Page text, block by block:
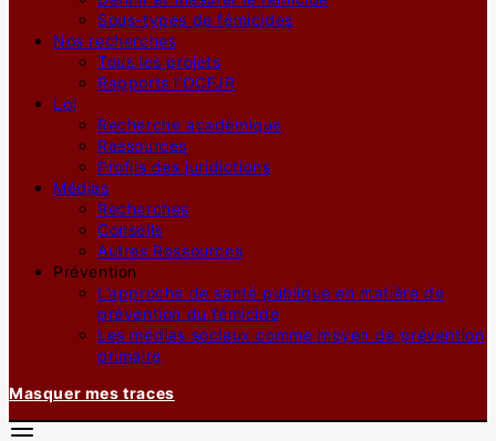
Sous-types de fémicides
Nos recherches
Tous les projets
Rapports l’OCFJR
Loi
Recherche académique
Ressources
Profils des juridictions
Médias
Recherches
Conseils
Autres Ressources
Prévention
L’approche de santé publique en matière de
prévention du fémicide
Les médias sociaux comme moyen de prévention
primaire
Masquer mes traces